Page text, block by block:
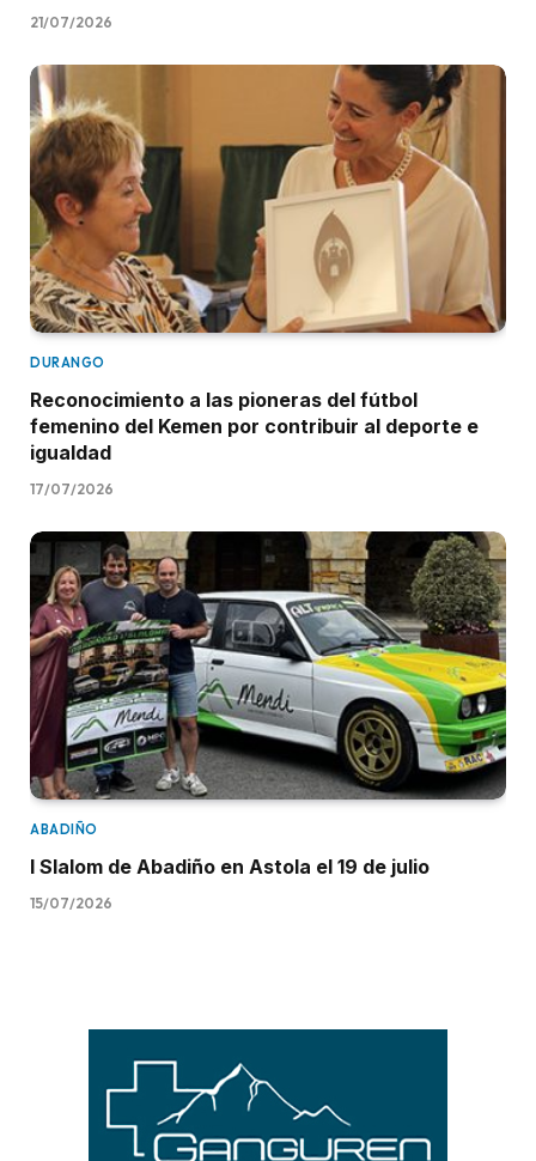
21/07/2026
DURANGO
Reconocimiento a las pioneras del fútbol
femenino del Kemen por contribuir al deporte e
igualdad
17/07/2026
ABADIÑO
I Slalom de Abadiño en Astola el 19 de julio
15/07/2026